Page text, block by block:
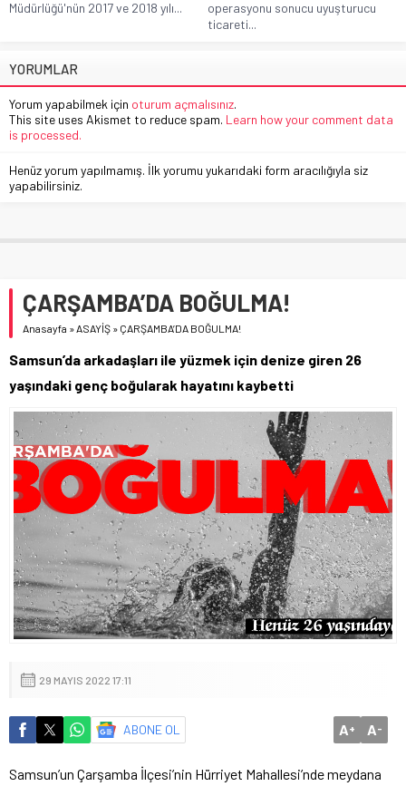
Müdürlüğü'nün 2017 ve 2018 yılı...
operasyonu sonucu uyuşturucu
ticareti...
YORUMLAR
Yorum yapabilmek için oturum açmalısınız.
This site uses Akismet to reduce spam. Learn how your comment data
is processed.
Henüz yorum yapılmamış. İlk yorumu yukarıdaki form aracılığıyla siz
yapabilirsiniz.
ÇARŞAMBA’DA BOĞULMA!
Anasayfa »ASAYİŞ » ÇARŞAMBA’DA BOĞULMA!
Samsun’da arkadaşları ile yüzmek için denize giren 26
yaşındaki genç boğularak hayatını kaybetti
29 MAYIS 2022 17:11
ABONE OL A+ A-
Samsun’un Çarşamba İlçesi’nin Hürriyet Mahallesi’nde meydana